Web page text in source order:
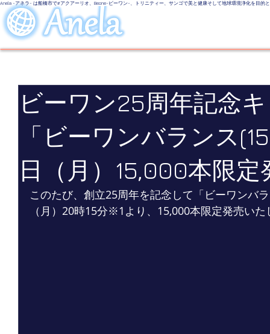
Anela -アネラ- は船橋市で#アクアーリオ、Beone-ビーワン-、トリニティー、サンゴで美と健康そして地球環境浄化
ビーワン25周年記念
「ビーワンバランス
日（月）15,000本限定
このたび、創立25周年を記念して「ビーワンバ
（月）20時15分※1より、15,000本限定発売いた